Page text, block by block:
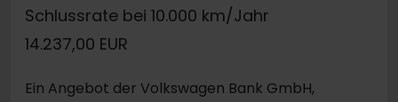
Schlussrate bei 10.000 km/Jahr
14.237,00 EUR
Ein Angebot der Volkswagen Bank GmbH,